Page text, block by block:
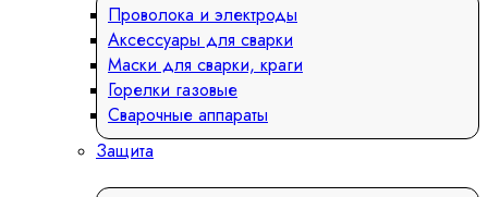
Проволока и электроды
Аксессуары для сварки
Маски для сварки, краги
Горелки газовые
Сварочные аппараты
Защита